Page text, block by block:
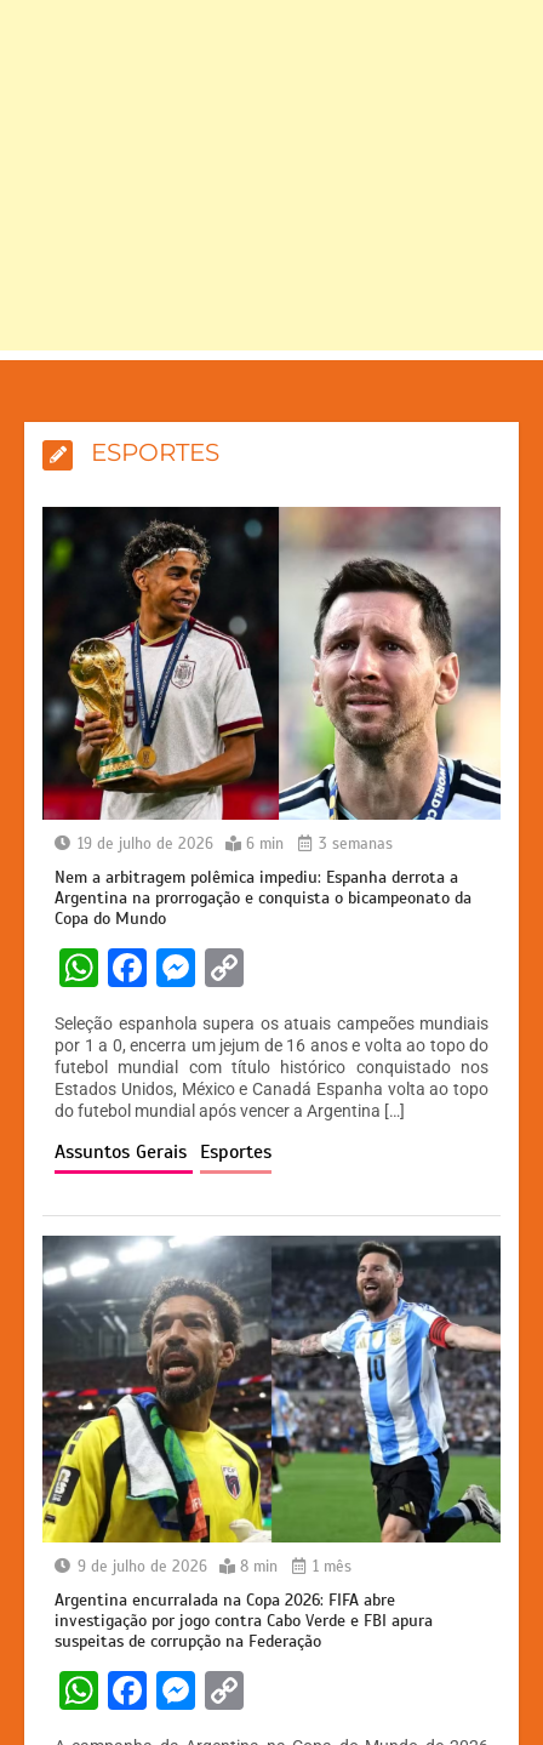
ESPORTES
19 de julho de 2026 6 min 3 semanas
Nem a arbitragem polêmica impediu: Espanha derrota a
Argentina na prorrogação e conquista o bicampeonato da
Copa do Mundo
W
h
at
s
A
p
F
a
c
e
b
o
k
M
s
s
e
n
er
p
y
Li
n
Seleção espanhola supera os atuais campeões mundiais
por 1 a 0, encerra um jejum de 16 anos e volta ao topo do
futebol mundial com título histórico conquistado nos
Estados Unidos, México e Canadá Espanha volta ao topo
do futebol mundial após vencer a Argentina […]
Assuntos Gerais Esportes
9 de julho de 2026 8 min 1 mês
Argentina encurralada na Copa 2026: FIFA abre
investigação por jogo contra Cabo Verde e FBI apura
suspeitas de corrupção na Federação
W F
a
M